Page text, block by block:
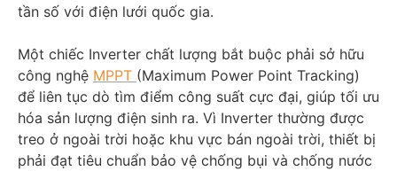
tần số với điện lưới quốc gia.
Một chiếc Inverter chất lượng bắt buộc phải sở hữu
công nghệ MPPT (Maximum Power Point Tracking)
để liên tục dò tìm điểm công suất cực đại, giúp tối ưu
hóa sản lượng điện sinh ra. Vì Inverter thường được
treo ở ngoài trời hoặc khu vực bán ngoài trời, thiết bị
phải đạt tiêu chuẩn bảo vệ chống bụi và chống nước